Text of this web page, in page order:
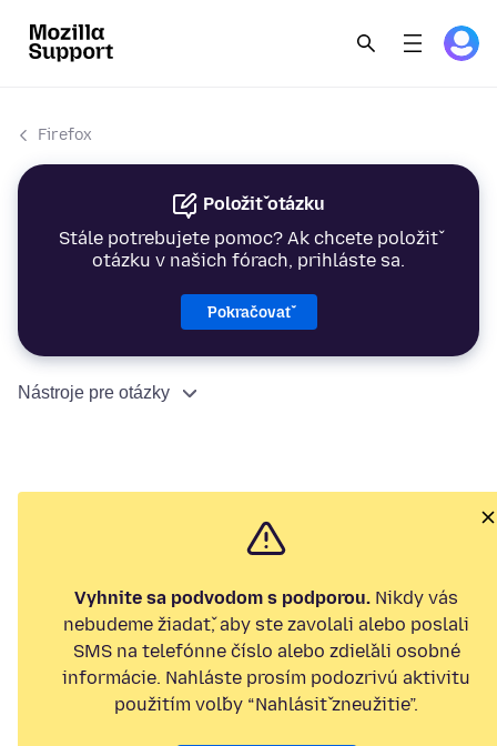
Firefox
Položiť otázku
Stále potrebujete pomoc? Ak chcete položiť
otázku v našich fórach, prihláste sa.
Pokračovať
Nástroje pre otázky
Vyhnite sa podvodom s podporou. Nikdy vás
nebudeme žiadať, aby ste zavolali alebo poslali
SMS na telefónne číslo alebo zdieľali osobné
informácie. Nahláste prosím podozrivú aktivitu
použitím voľby “Nahlásiť zneužitie”.